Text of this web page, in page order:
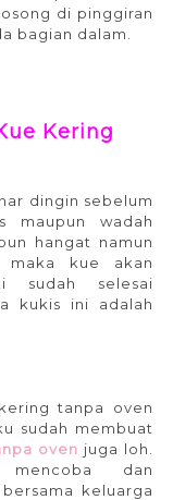
di pinggiran
bagian dalam.
Kering
dingin sebelum
maupun wadah
hangat namun
maka kue akan
sudah selesai
kukis ini adalah
tanpa oven
sudah membuat
oven juga loh.
mencoba dan
bersama keluarga